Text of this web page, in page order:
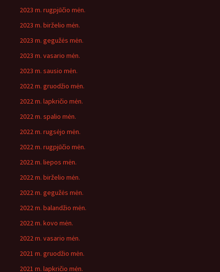
2023 m. rugpjūčio mėn.
2023 m. birželio mėn.
2023 m. gegužės mėn.
2023 m. vasario mėn.
2023 m. sausio mėn.
2022 m. gruodžio mėn.
2022 m. lapkričio mėn.
2022 m. spalio mėn.
2022 m. rugsėjo mėn.
2022 m. rugpjūčio mėn.
2022 m. liepos mėn.
2022 m. birželio mėn.
2022 m. gegužės mėn.
2022 m. balandžio mėn.
2022 m. kovo mėn.
2022 m. vasario mėn.
2021 m. gruodžio mėn.
2021 m. lapkričio mėn.